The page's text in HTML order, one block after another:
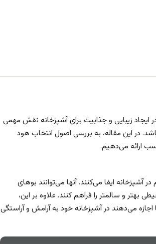
ایجاد زیبایی و جذابیت برای آشپزخانه نقش مهمی
در این مقاله، به بررسی اصول انتخاب هود
ارائه می‌دهیم.
ایفا می‌کنند. آنها می‌توانند بوهای
بهتر و سالمتر را فراهم کنند. علاوه بر این،
می‌دهند در آشپزخانه خود به آرامش و آراستگی